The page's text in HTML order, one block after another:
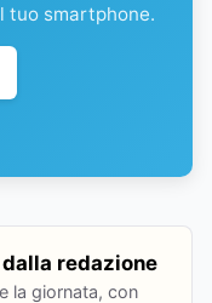
tuo smartphone.
redazione
la giornata, con